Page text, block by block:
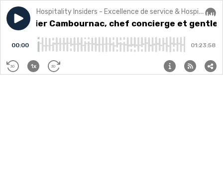
Play episode07 - Olivier Cambournac, chef concierge et
Hospitality Insiders - Excellence de service & Hospitalité
07 - Olivier Cambournac, chef concierge et
00:00 01:23:58
30 1x 30